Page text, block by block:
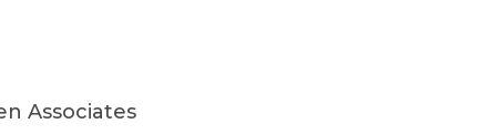
Associates